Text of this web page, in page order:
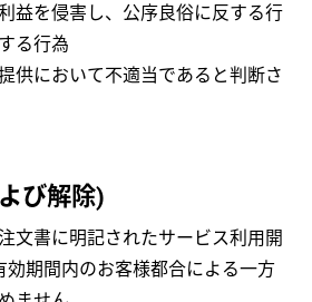
益を侵害し、公序良俗に反する行
る行為
供において不適当であると判断さ
び解除)
文書に明記されたサービス利用開
効期間内のお客様都合による一方